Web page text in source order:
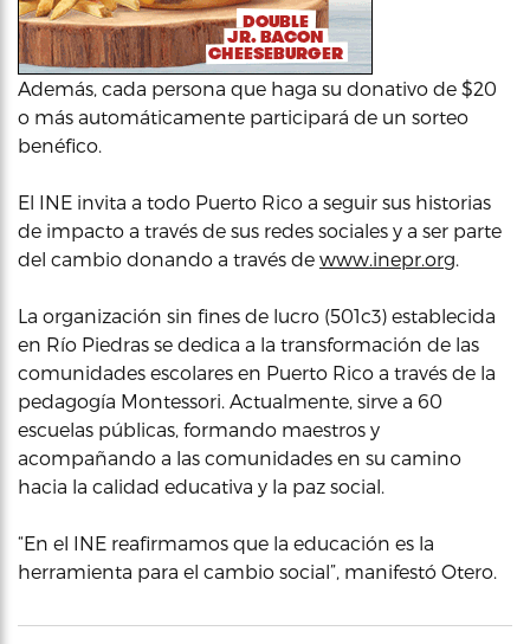
Además, cada persona que haga su donativo de $20
o más automáticamente participará de un sorteo
benéfico.
El INE invita a todo Puerto Rico a seguir sus historias
de impacto a través de sus redes sociales y a ser parte
del cambio donando a través de www.inepr.org.
La organización sin fines de lucro (501c3) establecida
en Río Piedras se dedica a la transformación de las
comunidades escolares en Puerto Rico a través de la
pedagogía Montessori. Actualmente, sirve a 60
escuelas públicas, formando maestros y
acompañando a las comunidades en su camino
hacia la calidad educativa y la paz social.
“En el INE reafirmamos que la educación es la
herramienta para el cambio social”, manifestó Otero.